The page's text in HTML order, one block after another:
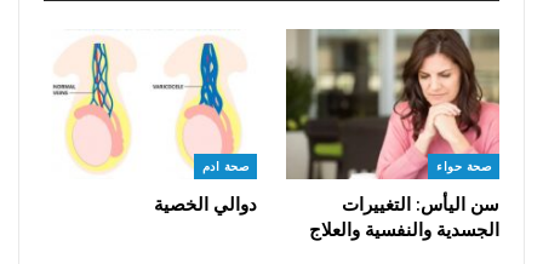
صحة حواء
سن اليأس: التغييرات
الجسدية والنفسية والعلاج
صحة ادم
دوالي الخصية